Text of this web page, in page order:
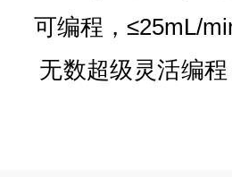
可编程， ≤25mL/
数超级灵活编程